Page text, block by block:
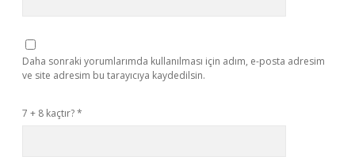
Daha sonraki yorumlarımda kullanılması için adım, e-posta adresim
ve site adresim bu tarayıcıya kaydedilsin.
7 + 8 kaçtır?*